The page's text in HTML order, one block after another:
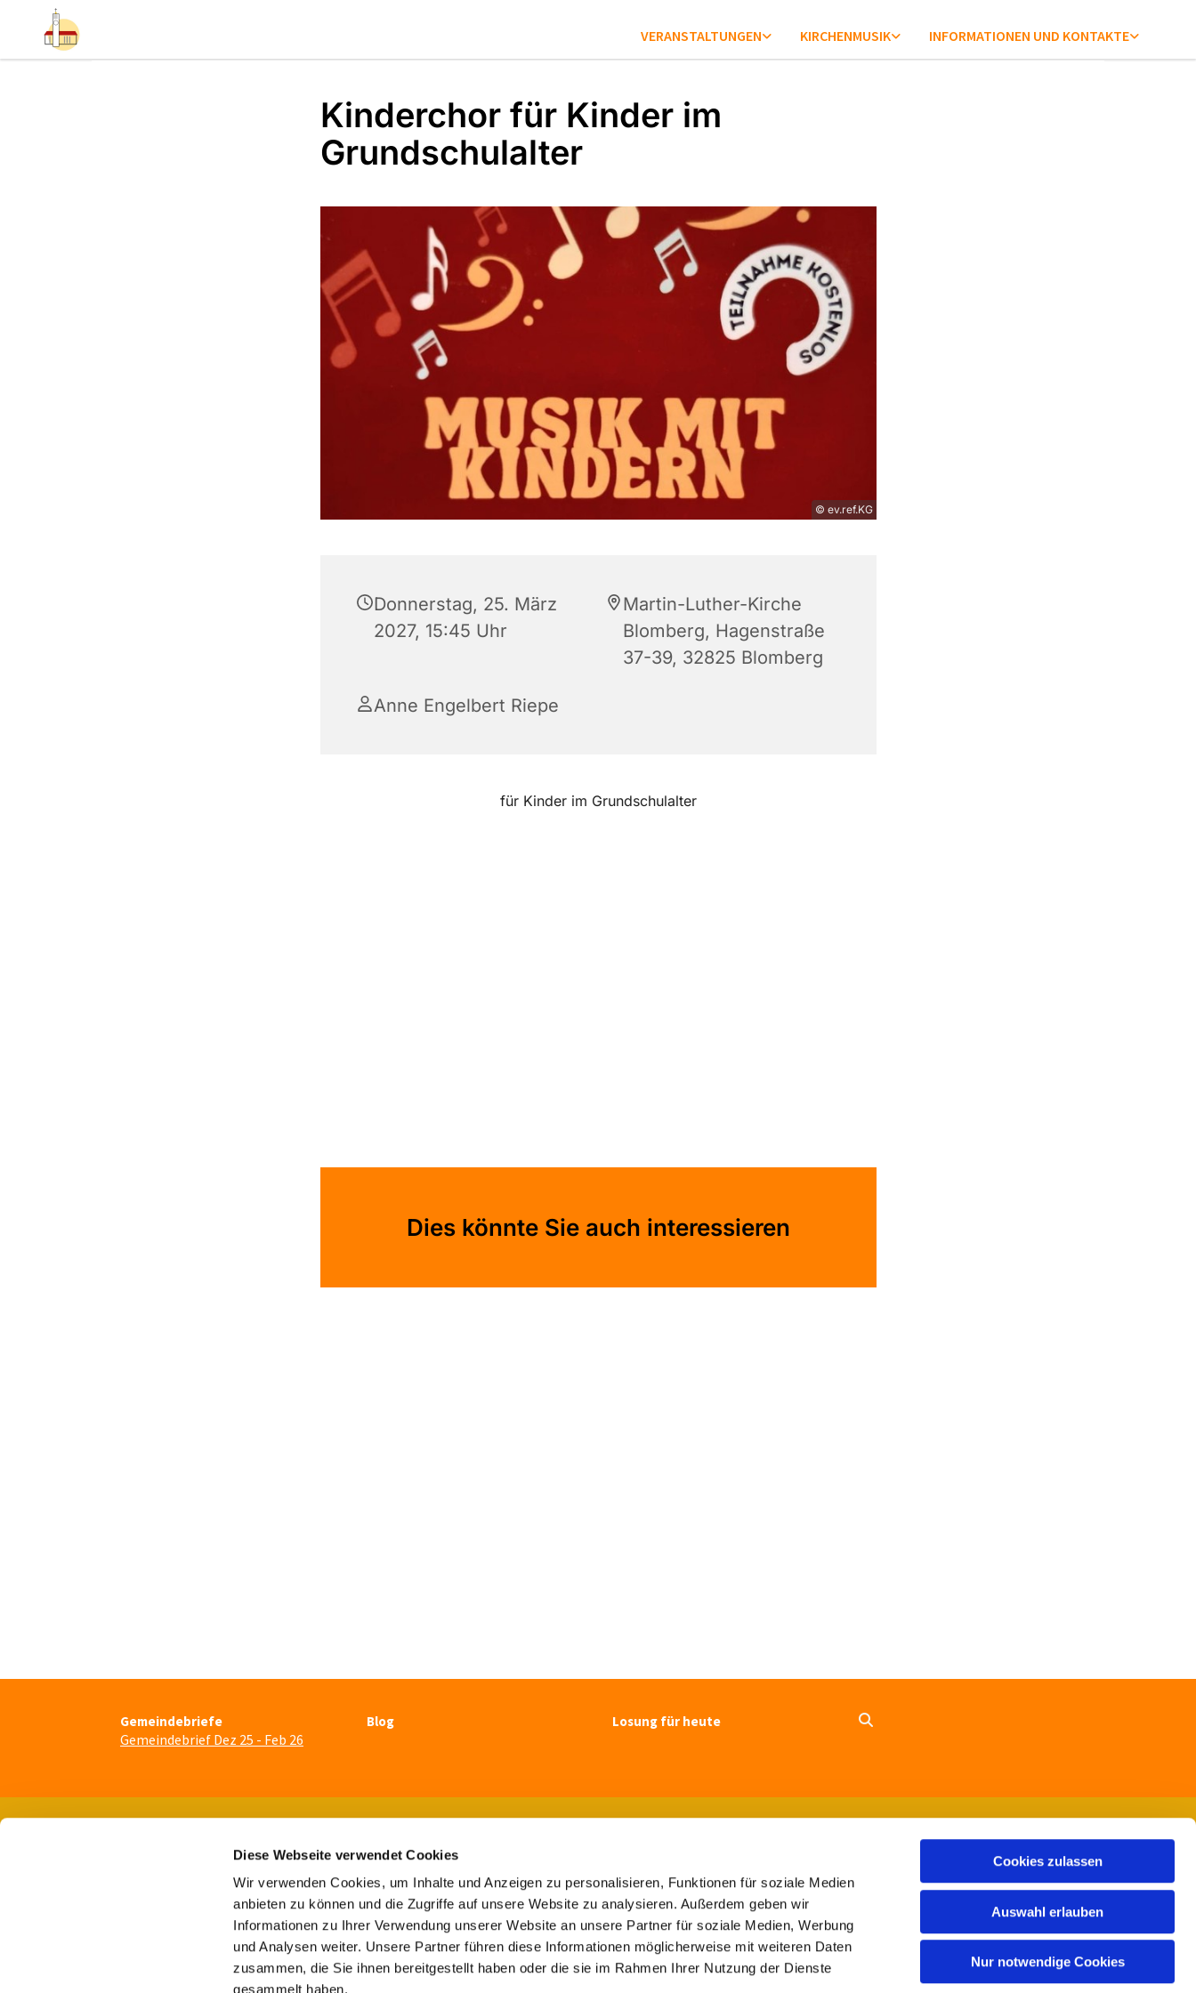
Diese Webseite verwendet Cookies
Wir verwenden Cookies, um Inhalte und Anzeigen zu personalisieren, Funktionen für soziale Medien
anbieten zu können und die Zugriffe auf unsere Website zu analysieren. Außerdem geben wir
Informationen zu Ihrer Verwendung unserer Website an unsere Partner für soziale Medien, Werbung
und Analysen weiter. Unsere Partner führen diese Informationen möglicherweise mit weiteren Daten
zusammen, die Sie ihnen bereitgestellt haben oder die sie im Rahmen Ihrer Nutzung der Dienste
gesammelt haben.
Cookies zulassen
Auswahl erlauben
Nur notwendige Cookies
VERANSTALTUNGEN KIRCHENMUSIK INFORMATIONEN UND KONTAKTE
Kinderchor für Kinder im
Grundschulalter
© ev.ref.KG
Donnerstag, 25. März
2027, 15:45 Uhr
Martin-Luther-Kirche
Blomberg, Hagenstraße
37-39, 32825 Blomberg
Anne Engelbert Riepe
für Kinder im Grundschulalter
Dies könnte Sie auch interessieren
Gemeindebriefe
Gemeindebrief Dez 25 - Feb 26
Blog Losung für heute
buero@maluki-blomberg.de
Kontaktinformationen Impressum
Kontaktinformationen Impressum